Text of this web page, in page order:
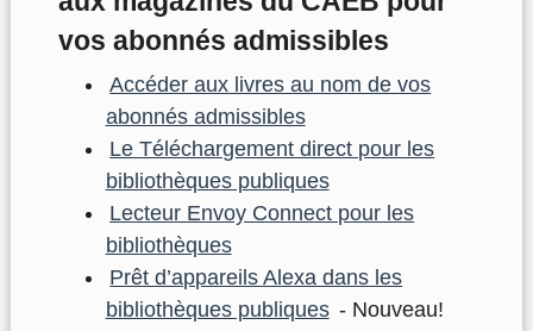
vos abonnés admissibles
Accéder aux livres au nom de vos
abonnés admissibles
Le Téléchargement direct pour les
bibliothèques publiques
Lecteur Envoy Connect pour les
bibliothèques
Prêt d’appareils Alexa dans les
bibliothèques publiques - Nouveau!